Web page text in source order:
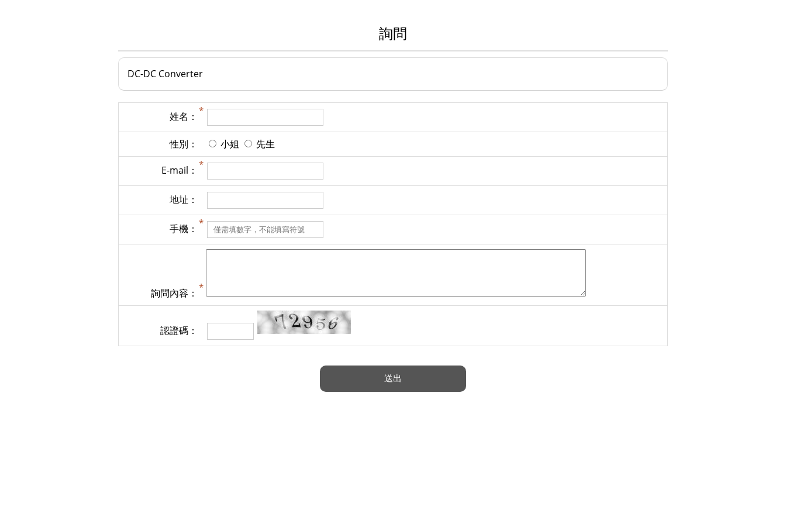
詢問
DC-DC Converter
姓名：
性別： 小姐 先生
E-mail：
地址：
手機：
詢問內容：
認證碼：